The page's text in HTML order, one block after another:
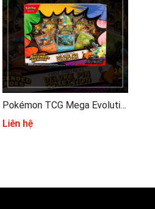
Pokémon TCG Mega Evolution Ascended Heroes Deluxe Pin Collection Box
Liên hệ